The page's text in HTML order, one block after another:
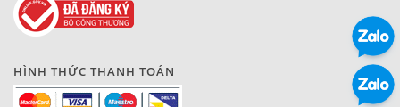
HÌNH THỨC THANH TOÁN